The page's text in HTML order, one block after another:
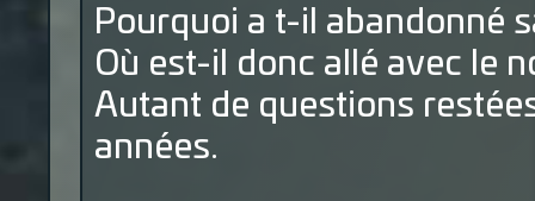
Pourquoi a t-il abandonné
Où est-il donc allé avec le
Autant de questions
années.